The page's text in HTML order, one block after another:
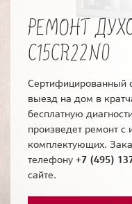
РЕМОНТ
C15CR22N0
Сертифицированный
выезд на дом в
бесплатную
произведет ремонт с
комплектующих.
телефону +7 (495)
сайте.